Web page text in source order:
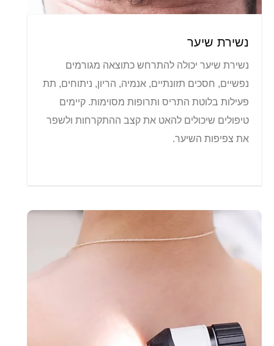
נשירת שיער
נשירת שיער יכולה להתרחש כתוצאה מגורמים
נפשיים, חסכים תזונתיים, אנמיה, הריון, ניתוחים, תת
פעילות בלוטת התריס ותרופות מסוימות. קיימים
טיפולים שיכולים להאט את קצב ההתקרחות ולשפר
את צפיפות השיער.